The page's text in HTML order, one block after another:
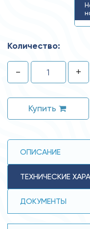
Количество:
- +
Купить
ОПИСАНИЕ
ТЕХНИЧЕСКИЕ
ДОКУМЕНТЫ